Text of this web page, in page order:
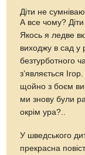
Діти не
А все чому? Діти
Якось я ледве
виходжу в сад у
безтурботного
з’являється
щойно з боєм
ми знову були
окрім ура?..
У шведського
прекрасна